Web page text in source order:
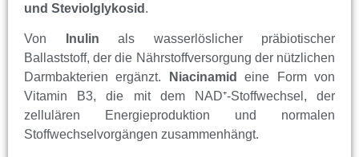
und Steviolglykosid .
Von Inulin als wasserlöslicher präbiotischer
Ballaststoff, der die Nährstoffversorgung der nützlichen
Darmbakterien ergänzt.
Niacinamid
eine Form von
Vitamin B3, die mit dem NAD⁺-Stoffwechsel, der
zellulären Energieproduktion und normalen
Stoffwechselvorgängen zusammenhängt.